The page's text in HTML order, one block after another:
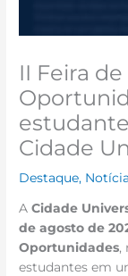
II Feira
Cidade
Destaque, Notícia
ACidade
de agosto de
Oportunidades,
estudantes em